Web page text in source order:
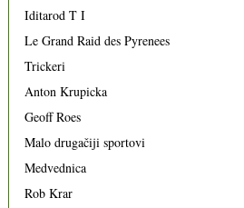
Iditarod T I
Le Grand Raid des Pyrenees
Trickeri
Anton Krupicka
Geoff Roes
Malo drugačiji sportovi
Medvednica
Rob Krar